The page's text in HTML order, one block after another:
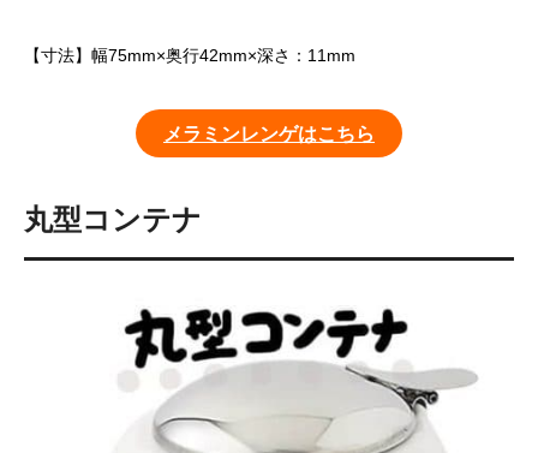
【寸法】幅75mm×奥行42mm×深さ：11mm
メラミンレンゲはこちら
丸型コンテナ